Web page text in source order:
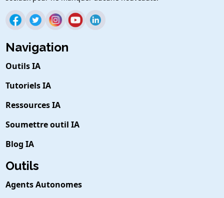
Navigation
Outils IA
Tutoriels IA
Ressources IA
Soumettre outil IA
Blog IA
Outils
Agents Autonomes